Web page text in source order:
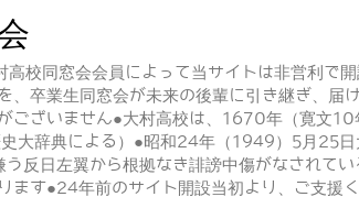
同窓会会員によって当サイトは非営利で開
、卒業生同窓会が未来の後輩に引き継ぎ、届
ございません●大村高校は、1670年（寛文
大辞典による）●昭和24年（1949）5月25
反日左翼から根拠なき誹謗中傷がなされて
ます●24年前のサイト開設当初より、ご支援